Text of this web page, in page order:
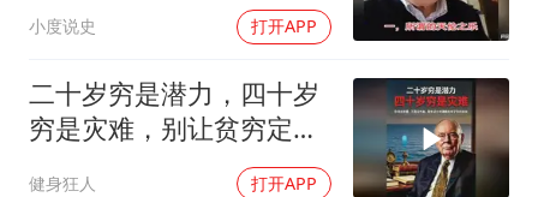
小度说史 打开APP
二十岁穷是潜力，四十岁
穷是灾难，别让贫穷定义
健身狂人 打开APP